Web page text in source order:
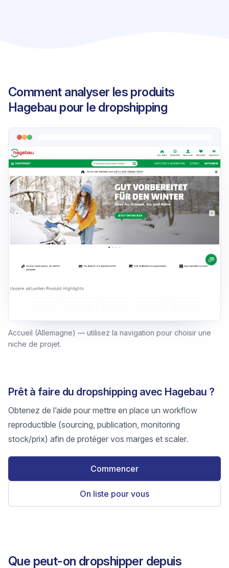
Comment analyser les produits
Hagebau pour le dropshipping
Accueil (Allemagne) — utilisez la navigation pour choisir une
niche de projet.
Prêt à faire du dropshipping avec Hagebau ?
Obtenez de l’aide pour mettre en place un workflow
reproductible (sourcing, publication, monitoring
stock/prix) afin de protéger vos marges et scaler.
Commencer
On liste pour vous
Que peut-on dropshipper depuis